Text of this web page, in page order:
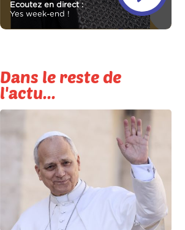
Ecoutez en direct :
Yes week-end !
Dans le reste de
l'actu...